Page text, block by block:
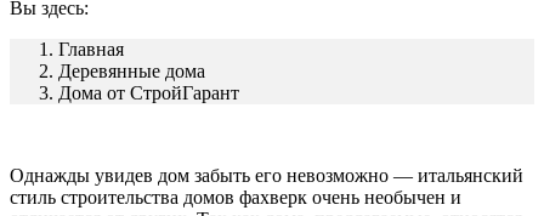
Вы здесь:
Главная
Деревянные дома
Дома от СтройГарант
Однажды увидев дом забыть его невозможно — итальянский
стиль строительства домов фахверк очень необычен и